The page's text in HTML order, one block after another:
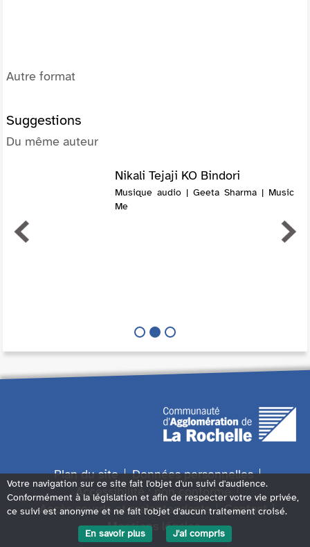
Autre format
Suggestions
Du même auteur
Nikali Tejaji KO Bindori
Musique audio | Geeta Sharma | Music
Me
Plan du site
Données personnelles
Accessibilité : non conforme
Accès sourds et malentendants
Contact
Mentions légales
Votre navigation sur ce site fait l'objet d'un suivi d'audience.
Conformément à la législation et afin de respecter votre vie privée,
ce suivi est anonyme et ne fait l'objet d'aucun traitement croisé.
En savoir plus
J'ai compris